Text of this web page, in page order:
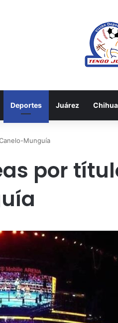
Deportes Juárez
Munguía
por